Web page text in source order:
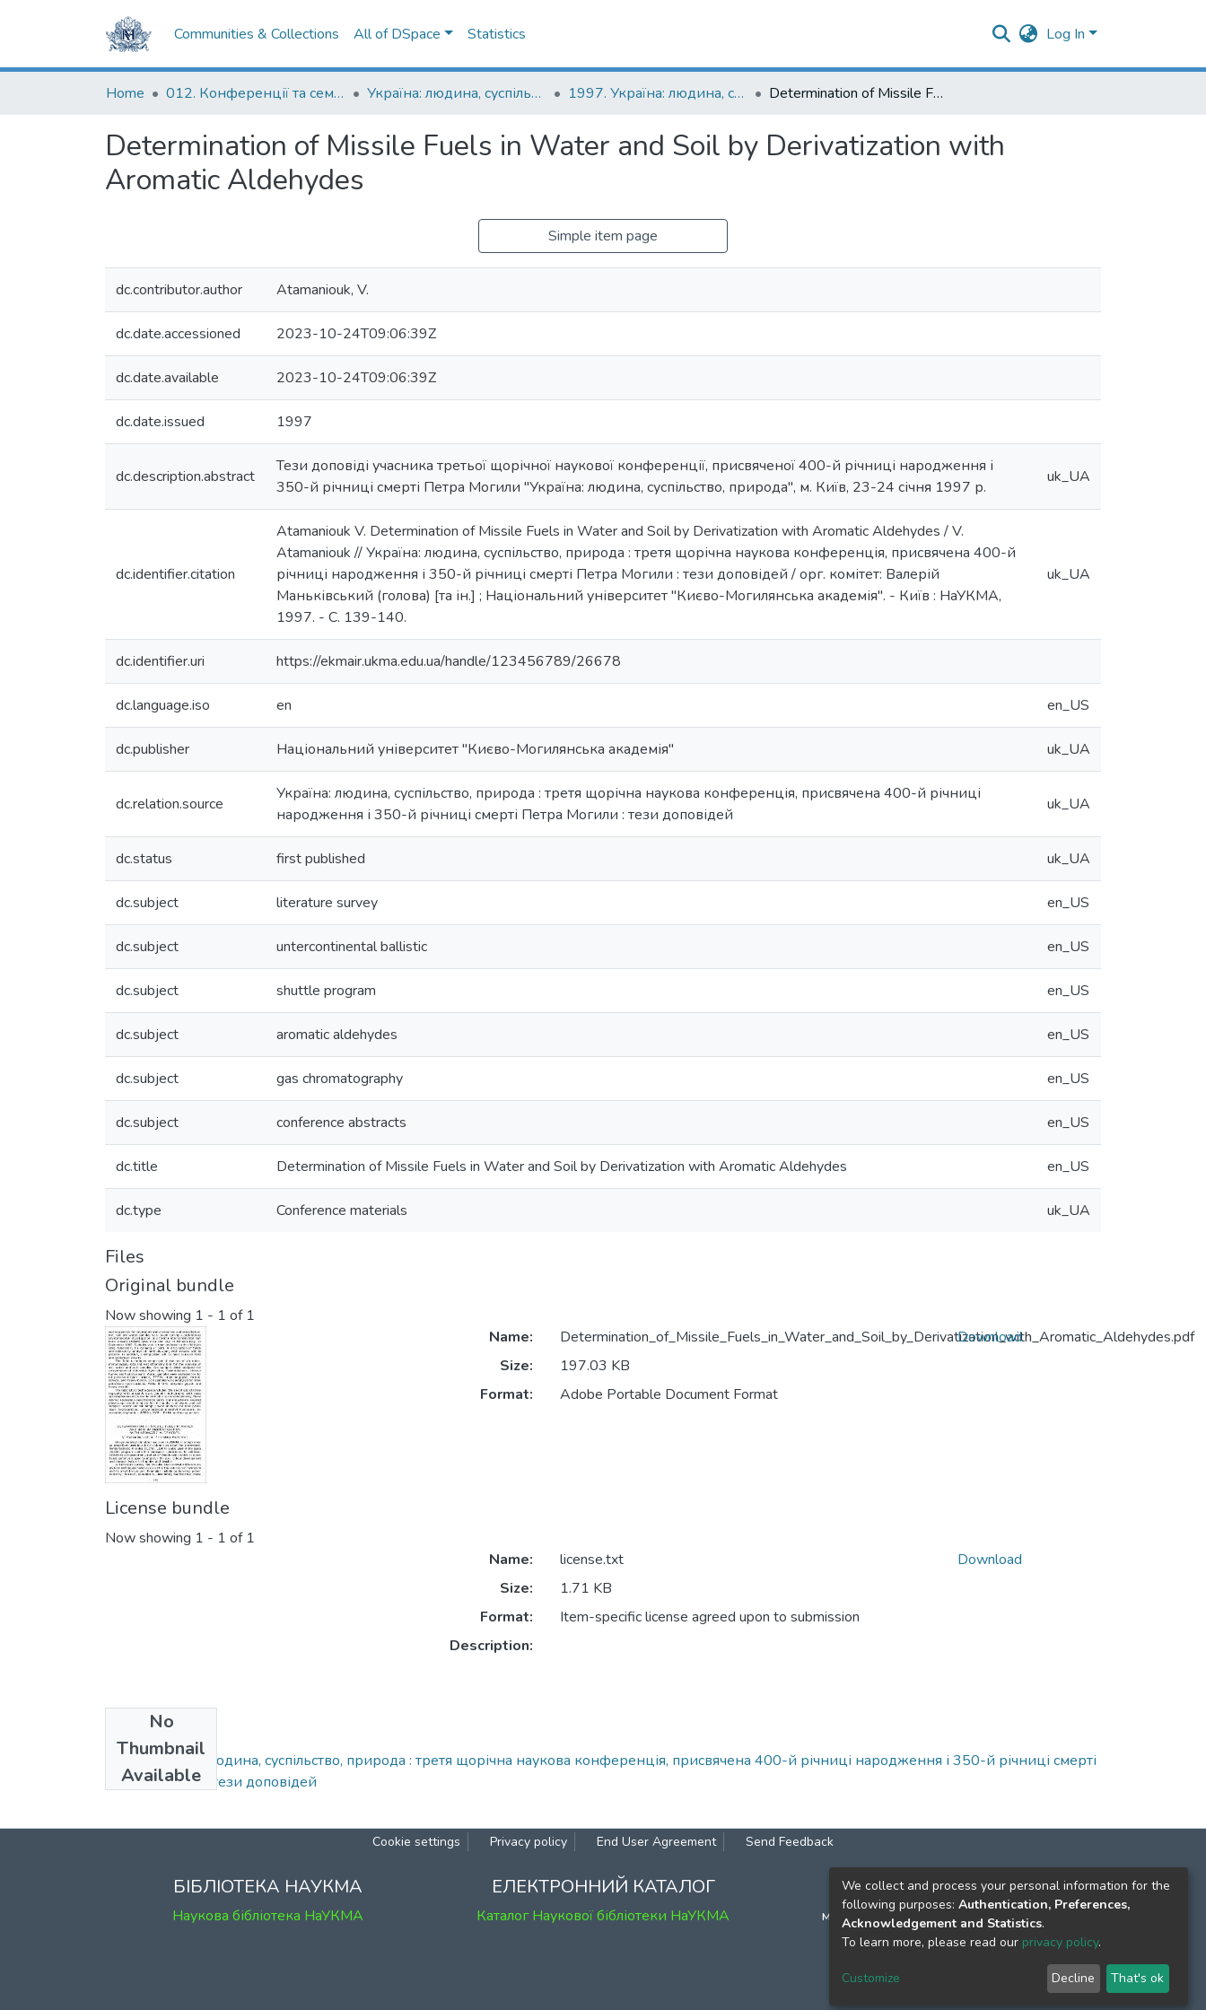
Communities & Collections All of DSpace Statistics Log In
Home 012. Конференції та семінари НаУКМА Україна: людина, суспільство, природа : щорічна наукова конференція 1997. Україна: людина, суспільство, природа : третя щорічна наукова конференція, присвячена 400-й річниці народження і 350-й річниці смерті Петра Могили : тези доповідей Determination of Missile Fuels in Water and Soil by Derivatization with Aromatic Aldehydes
Determination of Missile Fuels in Water and Soil by Derivatization with
Aromatic Aldehydes
Simple item page
dc.contributor.author Atamaniouk, V.
dc.date.accessioned 2023-10-24T09:06:39Z
dc.date.available 2023-10-24T09:06:39Z
dc.date.issued 1997
dc.description.abstract
Тези доповіді учасника третьої щорічної наукової конференції, присвяченої 400-й річниці народження і
350-й річниці смерті Петра Могили "Україна: людина, суспільство, природа", м. Київ, 23-24 січня 1997 р.
uk_UA
dc.identifier.citation
Atamaniouk V. Determination of Missile Fuels in Water and Soil by Derivatization with Aromatic Aldehydes / V.
Atamaniouk // Україна: людина, суспільство, природа : третя щорічна наукова конференція, присвячена 400-й
річниці народження і 350-й річниці смерті Петра Могили : тези доповідей / орг. комітет: Валерій
Маньківський (голова) [та ін.] ; Національний університет "Києво-Могилянська академія". - Київ : НаУКМА,
1997. - С. 139-140.
uk_UA
dc.identifier.uri https://ekmair.ukma.edu.ua/handle/123456789/26678
dc.language.iso en en_US
dc.publisher Національний університет "Києво-Могилянська академія" uk_UA
dc.relation.source
Україна: людина, суспільство, природа : третя щорічна наукова конференція, присвячена 400-й річниці
народження і 350-й річниці смерті Петра Могили : тези доповідей
uk_UA
dc.status first published uk_UA
dc.subject literature survey en_US
dc.subject untercontinental ballistic en_US
dc.subject shuttle program en_US
dc.subject aromatic aldehydes en_US
dc.subject gas chromatography en_US
dc.subject conference abstracts en_US
dc.title Determination of Missile Fuels in Water and Soil by Derivatization with Aromatic Aldehydes en_US
dc.type Conference materials uk_UA
Files
Original bundle
Now showing 1 - 1 of 1
Name:
Determination_of_Missile_Fuels_in_Water_and_Soil_by_Derivatization_with_Aromatic_Aldehydes.pdf
Size:
197.03 KB
Format:
Adobe Portable Document Format
Download
License bundle
Now showing 1 - 1 of 1
No
Thumbnail
Available
Name:
license.txt
Size:
1.71 KB
Format:
Item-specific license agreed upon to submission
Description:
Download
Collections
1997. Україна: людина, суспільство, природа : третя щорічна наукова конференція, присвячена 400-й річниці народження і 350-й річниці смерті
Петра Могили : тези доповідей
Cookie settings Privacy policy End User Agreement Send Feedback
БІБЛІОТЕКА НАУКМА
Наукова бібліотека НаУКМА
ЕЛЕКТРОННИЙ КАТАЛОГ
Каталог Наукової бібліотеки НаУКМА
КОНТАКТИ
м. Київ, вул. Григорія Сковороди, 2
к. 1, к. 120
We collect and process your personal information for the
following purposes: Authentication, Preferences,
Acknowledgement and Statistics.
To learn more, please read our privacy policy.
Customize Decline That's ok